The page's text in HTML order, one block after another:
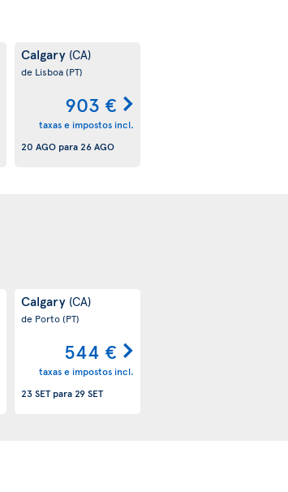
Calgary (CA)
de Lisboa(PT)
903 €
taxas e impostos incl.
20 AGOpara26 AGO
Calgary (CA)
de Porto(PT)
544 €
taxas e impostos incl.
23 SETpara29 SET